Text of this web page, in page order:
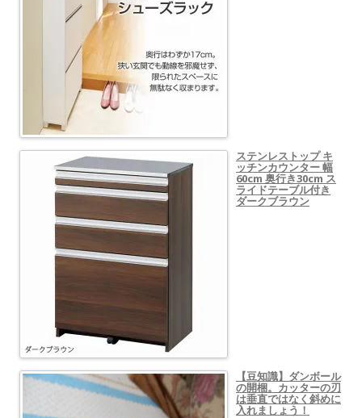
ステンレストップ キ
ッチンカウンター 幅
60cm 奥行き30cm ス
ライドテーブル付き
ダークブラウン
【豆知識】ダンボール
の開梱。カッターの刃
は垂直ではなく斜めに
入れましょう！